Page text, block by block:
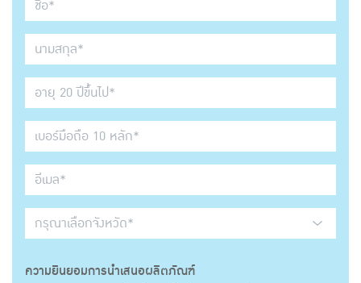
ความยินยอมการนำเสนอผลิตภัณฑ์